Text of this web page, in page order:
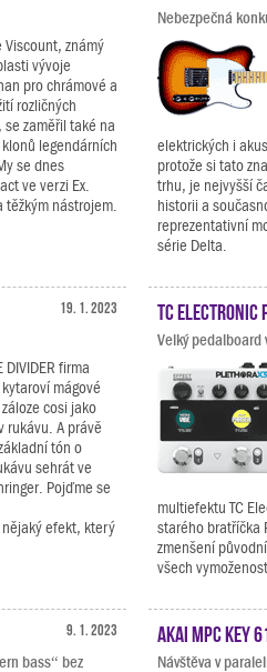
Viscount, známý
vývoje
pro chrámové a
rozličných
zaměřil také na
legendárních
se dnes
ve verzi Ex.
těžkým nástrojem.
Nebezpečná
elektrických i
protože si tato
trhu, je nejvyšší
historii a
reprezentativní
série Delta.
19. 1. 2023
DIVIDER firma
mágové
cosi jako
rukávu. A právě
tón o
sehrát ve
Pojďme se
nějaký efekt, který
TC Electronic
Velký pedalboard
multiefektu TC
starého bratříčka
zmenšení
všech
9. 1. 2023
bass“ bez
AKAI MPC Key
Návštěva v